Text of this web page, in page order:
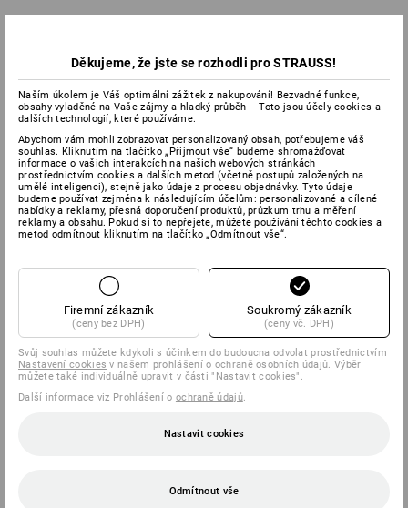
Děkujeme, že jste se rozhodli pro STRAUSS!
Naším úkolem je Váš optimální zážitek z nakupování! Bezvadné funkce,
obsahy vyladěné na Vaše zájmy a hladký průběh – Toto jsou účely cookies a
dalších technologií, které používáme.
Abychom vám mohli zobrazovat personalizovaný obsah, potřebujeme váš
souhlas. Kliknutím na tlačítko „Přijmout vše“ budeme shromažďovat
informace o vašich interakcích na našich webových stránkách
prostřednictvím cookies a dalších metod (včetně postupů založených na
umělé inteligenci), stejně jako údaje z procesu objednávky. Tyto údaje
budeme používat zejména k následujícím účelům: personalizované a cílené
nabídky a reklamy, přesná doporučení produktů, průzkum trhu a měření
reklamy a obsahu. Pokud si to nepřejete, můžete používání těchto cookies a
metod odmítnout kliknutím na tlačítko „Odmítnout vše“.
Firemní zákazník
(ceny bez DPH)
Soukromý zákazník
(ceny vč. DPH)
Svůj souhlas můžete kdykoli s účinkem do budoucna odvolat prostřednictvím
Nastavení cookies v našem prohlášení o ochraně osobních údajů. Výběr
můžete také individuálně upravit v části "Nastavit cookies".
Další informace viz Prohlášení o ochraně údajů.
Nastavit cookies
Odmítnout vše